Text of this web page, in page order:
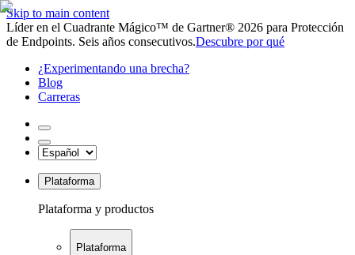
Skip to main content
Líder en el Cuadrante Mágico™ de Gartner® 2026 para Protección
de Endpoints. Seis años consecutivos.Descubre por qué
¿Experimentando una brecha?
Blog
Carreras
Plataforma
Plataforma y productos
Plataforma